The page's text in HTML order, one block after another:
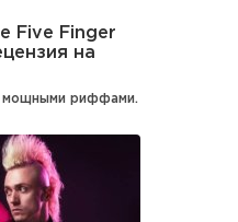
Five Finger
на
мощными риффами.